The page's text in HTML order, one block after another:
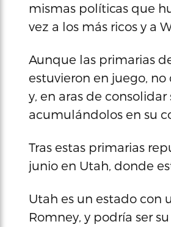
mismas políticas que
vez a los más ricos y a
Aunque las primarias
estuvieron en juego,
y, en aras de
acumulándolos en su
Tras estas primarias
junio en Utah, donde
Utah es un estado con
Romney, y podría ser